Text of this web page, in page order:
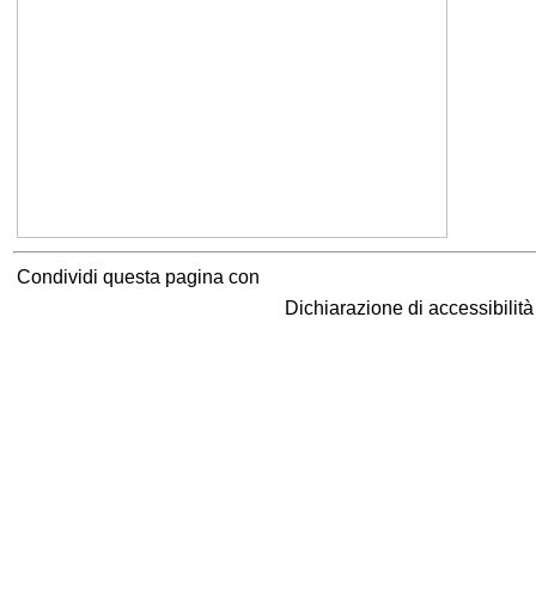
Condividi questa pagina con
Dichiarazione di